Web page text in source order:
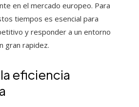
en el mercado europeo. Para
tiempos es esencial para
y responder a un entorno
gran rapidez.
eficiencia